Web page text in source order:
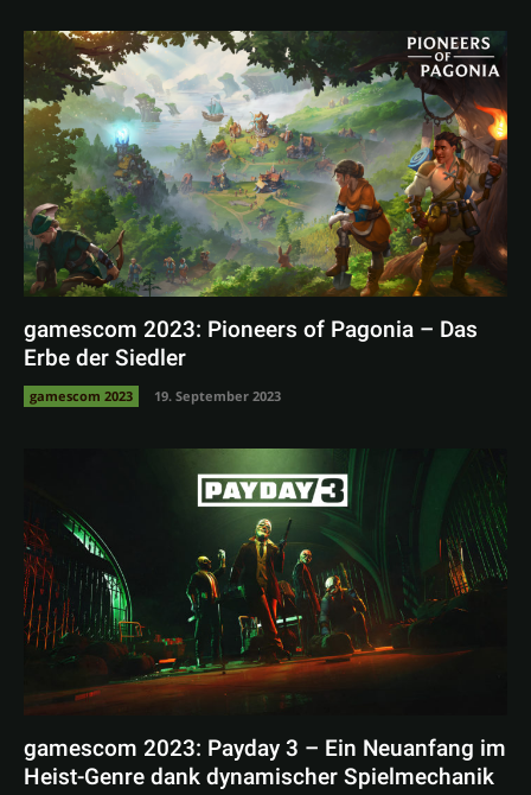
gamescom 2023: Pioneers of Pagonia – Das
Erbe der Siedler
gamescom 2023 19. September 2023
gamescom 2023: Payday 3 – Ein Neuanfang im
Heist-Genre dank dynamischer Spielmechanik